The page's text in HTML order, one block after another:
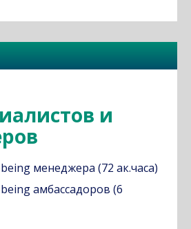
и
менеджера (72 ак.часа)
амбассадоров (6